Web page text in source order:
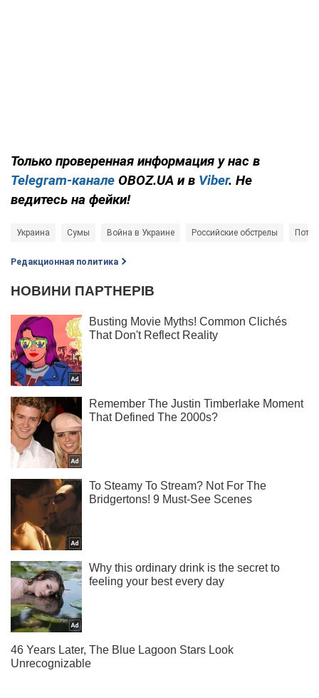
Только проверенная информация у нас в
Telegram-канале OBOZ.UA и в Viber. Не
ведитесь на фейки!
Украина Сумы Война в Украине Российские обстрелы
Редакционная политика